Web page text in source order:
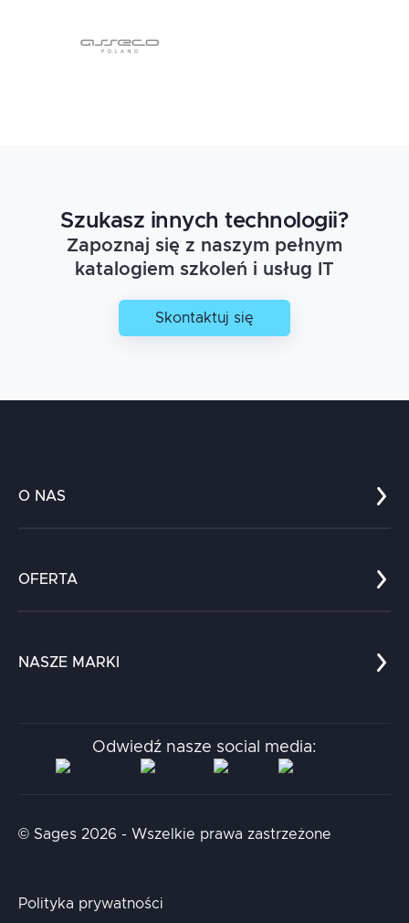
Szukasz innych technologii?
Zapoznaj się z naszym pełnym
katalogiem szkoleń i usług IT
Skontaktuj się
O NAS
Kariera
Kontakt
OFERTA
Chatboty
NASZE MARKI
Aidapta
AI & NLP Day
Odwiedź nasze social media:
© Sages 2026 - Wszelkie prawa zastrzeżone
Polityka prywatności